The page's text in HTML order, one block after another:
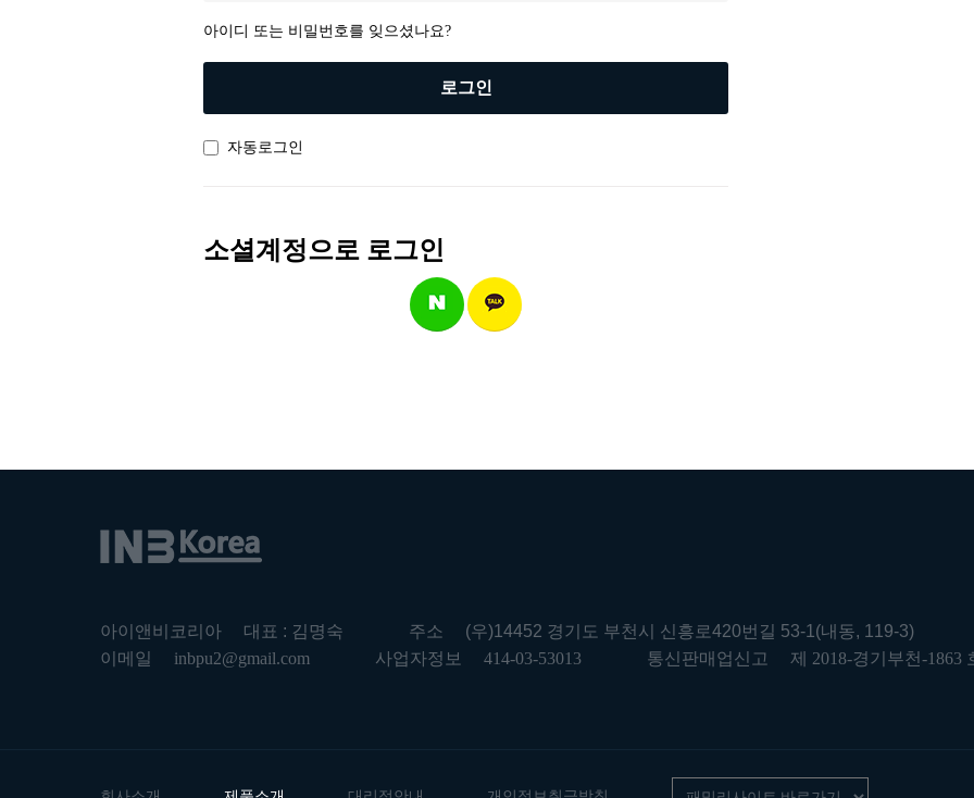
아이디 또는 비밀번호를 잊으셨나요?
로그인
자동로그인
소셜계정으로 로그인
아이앤비코리아 대표 : 김명숙 주소 (우)14452 경기도 부천시 신흥로420번길 53-1(내동, 119-3)
이메일
inbpu2@gmail.com 사업자정보 414-03-53013 통신판매업신고 제 2018-경기부천-1863